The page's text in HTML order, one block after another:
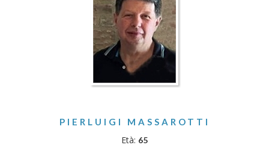
PIERLUIGI MASSAROTTI
Età: 65